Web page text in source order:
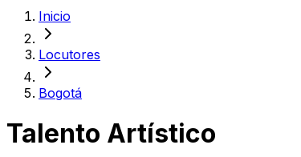
Inicio
Locutores
Bogotá
Talento Artístico